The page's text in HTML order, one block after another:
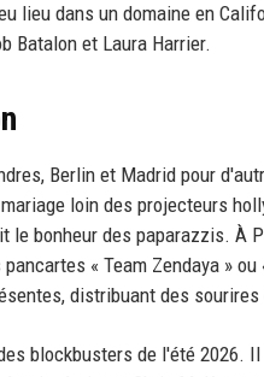
lieu dans un domaine en
Batalon et Laura Harrier.
Berlin et Madrid pour
loin des projecteurs
bonheur des paparazzis. À
« Team Zendaya » ou
distribuant des
blockbusters de l'été 2026.